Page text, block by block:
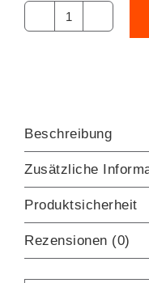
Pummelhorn
Beschreibung
Zusätzliche
Produktsicherheit
Rezensionen (0)